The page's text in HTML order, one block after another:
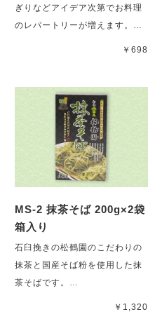
ぎりなどアイデア次第でお料理
のレパートリーが増えます。…
￥698
MS-2 抹茶そば 200g×2袋
箱入り
石臼挽きの松鶴園のこだわりの
抹茶と国産そば粉を使用した抹
茶そばです。…
￥1,320